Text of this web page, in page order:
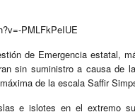
PMLFkPeIUE
de Emergencia estatal,
sin suministro a causa de
de la escala Saffir
e islotes en el extremo